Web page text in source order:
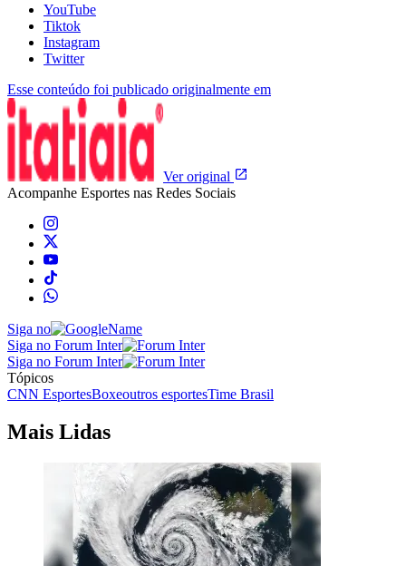
YouTube
Tiktok
Instagram
Twitter
Esse conteúdo foi publicado originalmente em
Ver original
Acompanhe Esportes nas Redes Sociais
Siga no
Siga no Forum Inter
Siga no Forum Inter
Tópicos
CNN EsportesBoxeoutros esportesTime Brasil
Mais Lidas